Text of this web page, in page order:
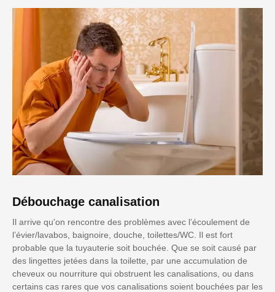
Débouchage canalisation
Il arrive qu'on rencontre des problèmes avec l’écoulement de
l’évier/lavabos, baignoire, douche, toilettes/WC. Il est fort
probable que la tuyauterie soit bouchée. Que se soit causé par
des lingettes jetées dans la toilette, par une accumulation de
cheveux ou nourriture qui obstruent les canalisations, ou dans
certains cas rares que vos canalisations soient bouchées par les